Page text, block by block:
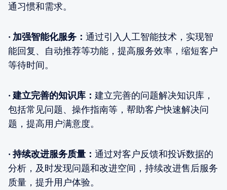
通习惯和需求。
· 加强智能化服务： 通过引入人工智能技术，实现智
能回复、自动推荐等功能，提高服务效率，缩短客户
等待时间。
· 建立完善的知识库： 建立完善的问题解决知识库，
包括常见问题、操作指南等，帮助客户快速解决问
题，提高用户满意度。
· 持续改进服务质量： 通过对客户反馈和投诉数据的
分析，及时发现问题和改进空间，持续改进售后服务
质量，提升用户体验。